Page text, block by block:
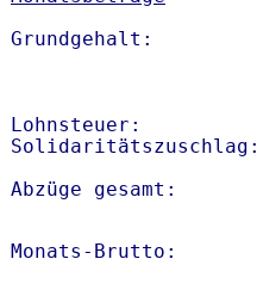
Lohnsteuer:
Abzüge gesamt:
Monats-